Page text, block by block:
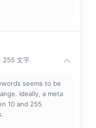
255 文字
seems to be
Ideally, a meta
10 and 255